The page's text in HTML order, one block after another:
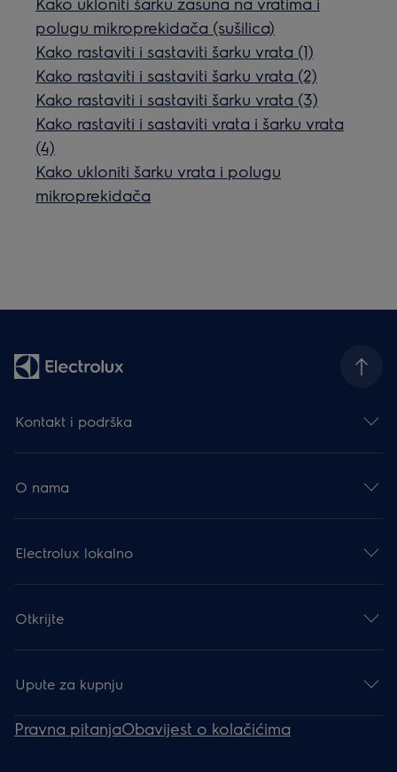
polugu mikroprekidača (sušilica)
Kako rastaviti i sastaviti šarku vrata (1)
Kako rastaviti i sastaviti šarku vrata (2)
Kako rastaviti i sastaviti šarku vrata (3)
Kako rastaviti i sastaviti vrata i šarku vrata
(4)
Kako ukloniti šarku vrata i polugu
mikroprekidača
Kontakt i podrška
O nama
Electrolux lokalno
Otkrijte
Upute za kupnju
Pravna pitanjaObavijest o kolačićima